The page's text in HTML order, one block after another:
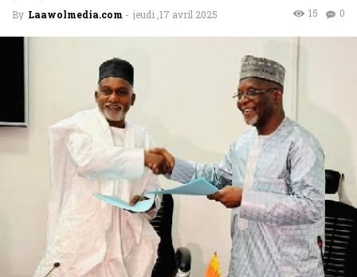
By Laawolmedia.com - jeudi ,17 avril 2025 0
15